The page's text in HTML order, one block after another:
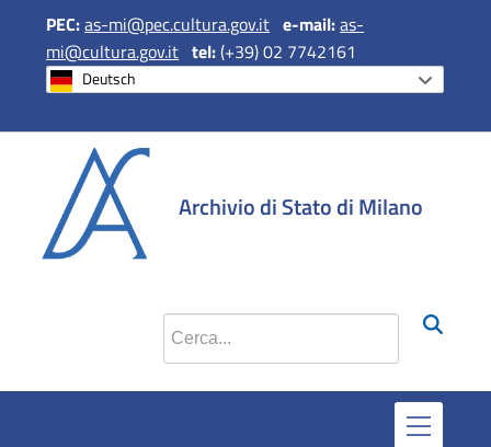
PEC:as-mi@pec.cultura.gov.it e-mail:as-
mi@cultura.gov.it tel:(+39) 02 7742161
Deutsch
Archivio di Stato di Milano
Cerca nel sito